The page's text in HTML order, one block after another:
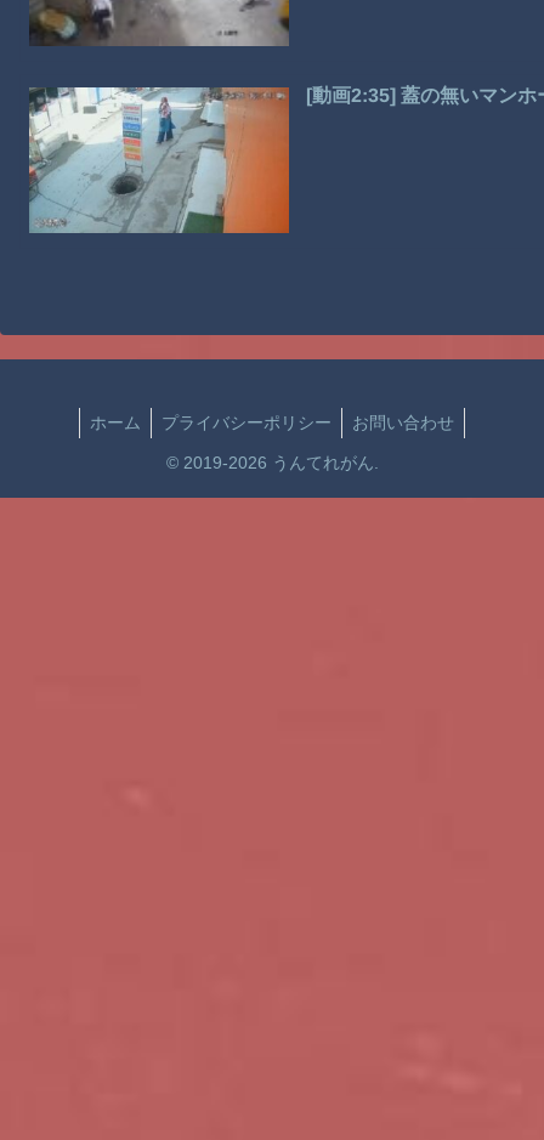
[動画2:35] 蓋の無いマン
ホーム プライバシーポリシー お問い合わせ
© 2019-2026 うんてれがん.